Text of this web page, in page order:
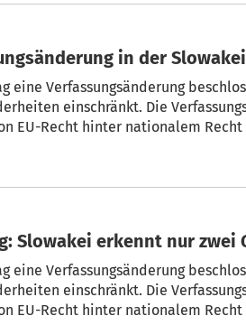
in der Slowakei
eine Verfassungsänderung
einschränkt. Die
EU-Recht hinter nationalem
Slowakei erkennt nur zwei
eine Verfassungsänderung
einschränkt. Die
EU-Recht hinter nationalem